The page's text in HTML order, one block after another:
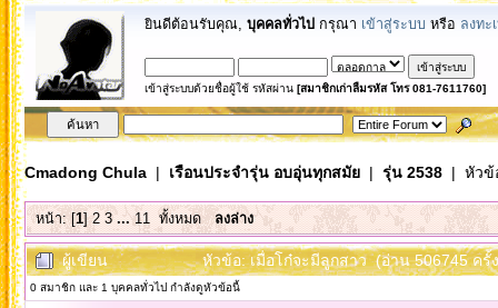
ยินดีต้อนรับคุณ, บุคคลทั่วไป กรุณา เข้าสู่ระบบ หรือ ลงทะ
เข้าสู่ระบบด้วยชื่อผู้ใช้ รหัสผ่าน [สมาชิกเก่าลืมรหัส โทร 081-7611760]
Cmadong Chula| เรือนประจำรุ่น อบอุ่นทุกสมัย| รุ่น 2538| หัวข้
หน้า: [1]2 3 ...11 ทั้งหมด ลงล่าง
ผู้เขียน หัวข้อ: เมื่อโก๋จะมีลูกสาว (อ่าน 506745 ครั้
0 สมาชิก และ 1 บุคคลทั่วไป กำลังดูหัวข้อนี้